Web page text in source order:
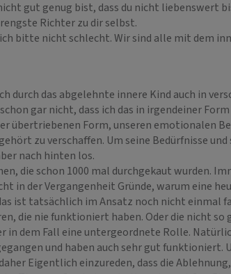
gut genug bist, dass du nicht liebenswert
Richter zu dir selbst.
bitte nicht schlecht. Wir sind alle mit dem
durch das abgelehnte innere Kind auch in
gar nicht, dass ich das in irgendeiner
übertriebenen Form, unseren emotionalen
zu verschaffen. Um seine Bedürfnisse
nach hinten los.
die schon 1000 mal durchgekaut wurden.
in der Vergangenheit Gründe, warum eine
ist tatsächlich im Ansatz noch nicht einmal
die nie funktioniert haben. Oder die nicht
in dem Fall eine untergeordnete Rolle.
und haben auch sehr gut
Eigentlich einzureden, dass die